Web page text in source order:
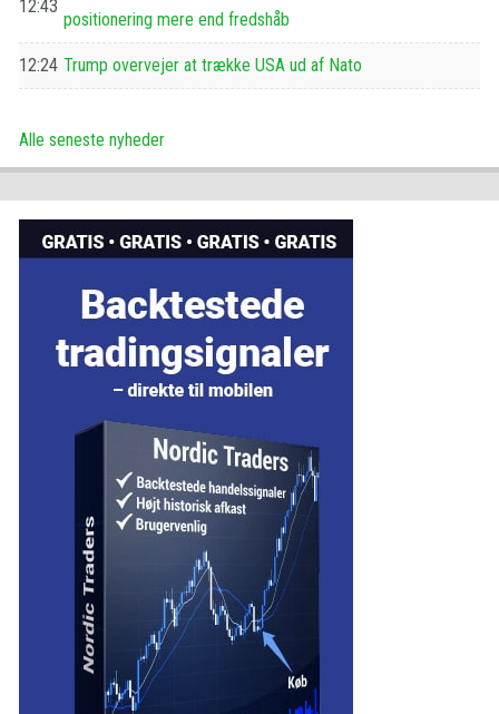
12:43
positionering mere end fredshåb
12:24 Trump overvejer at trække USA ud af Nato
Alle seneste nyheder